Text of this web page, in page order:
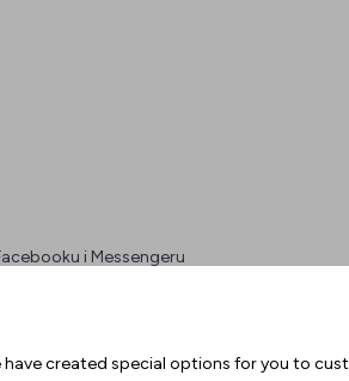
created special options for you to
i Messengeru